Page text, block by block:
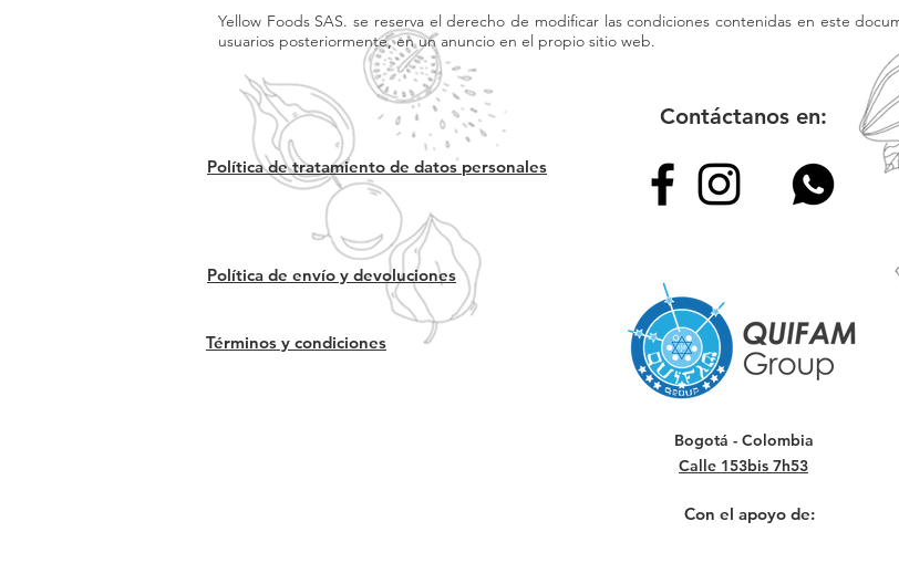
Yellow Foods SAS. se reserva el derecho de modificar las condiciones contenidas en este
usuarios posteriormente, en un anuncio en el propio sitio web.
Política de tratamiento de datos personales
Política de envío y devoluciones
Términos y condiciones
Contáctanos en:
Bogotá - Colombia
Calle 153bis 7h53
Con el apoyo de: